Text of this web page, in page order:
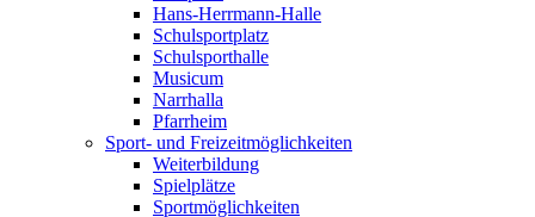
Hans-Herrmann-Halle
Schulsportplatz
Schulsporthalle
Musicum
Narrhalla
Pfarrheim
Sport- und Freizeitmöglichkeiten
Weiterbildung
Spielplätze
Sportmöglichkeiten